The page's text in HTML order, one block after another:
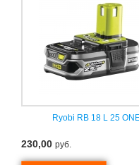
Ryobi RB 18 L 25
230,00 руб.